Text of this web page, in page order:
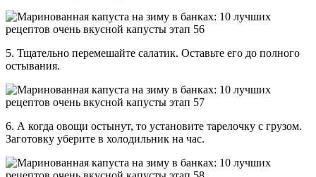
5. Тщательно перемешайте салатик. Оставьте его до полного
остывания.
6. А когда овощи остынут, то установите тарелочку с грузом.
Заготовку уберите в холодильник на час.